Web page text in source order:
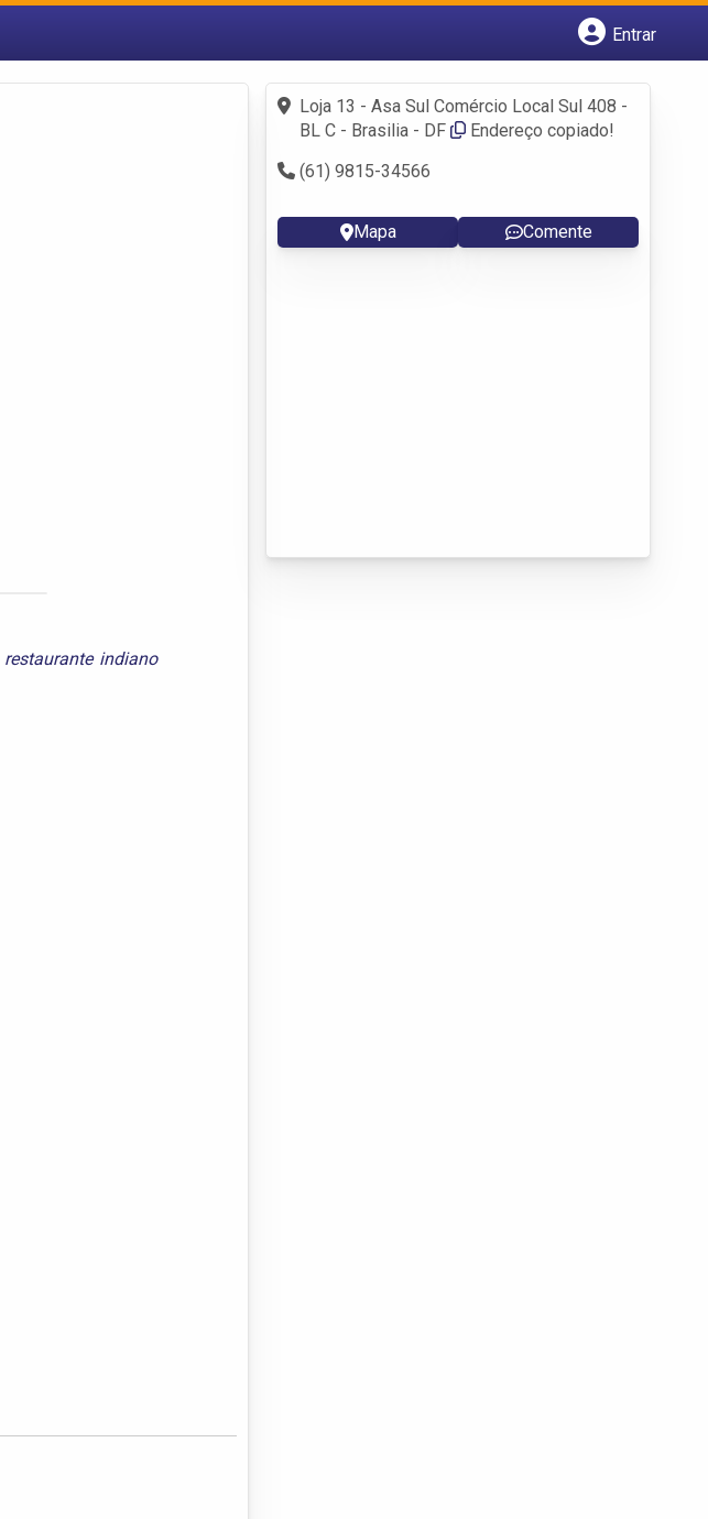
Entrar
Fazer login
Criar conta
restaurante indiano
Loja 13 - Asa Sul Comércio Local Sul 408 -
BL C - Brasilia - DF
Endereço copiado!
(61) 9815-34566
Mapa Comente